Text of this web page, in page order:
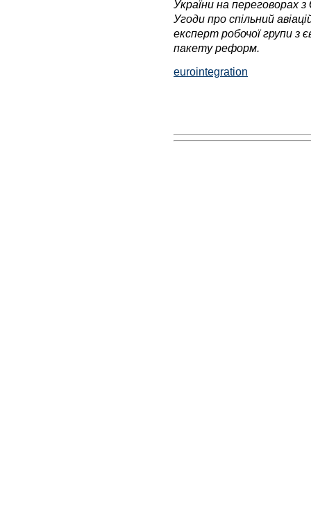
України на переговорах
Угоди про спільний
експерт робочої групи з
пакету реформ.
eurointegration